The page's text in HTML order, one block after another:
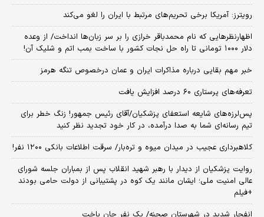
رویترز: آمریکا برخی تحریم‌های مرتبط با ایران را لغو می‌کند
اظهارنظرهایی که نام محمدباقر خرازی را بر سر زبان‌ها انداخت/ از وعده
دلار ۱۰۰۰ تومانی تا راه حل نجات کشور با ساخت بمب اتم و شلیک آن!
خبر مهم بقایی درباره مذاکرات ایران و عمان درخصوص تنگه هرمز
تعرفه‌های پرستاری ۶۰ درصد افزایش یافت
پس‌لرزه‌های شایعه استعفای پزشکیان/آقای رئیس جمهور! زنگ خطر برای
تیم رسانه‌ای شما به صدا درآمده، در کار خود تجدید نظر کنید
کلاهبرداری عجیب در میدان میوه و تره‌بار/ سرقت اطلاعات بانکی ۱۲۰۰ نفر!
روایت پزشکیان از دیدار با رهبر شهید انقلاب پس از بمباران جلسه شورای
عالی امنیت ملی؛ ایشان مانند یک کوه در پشتیبانی از دولت حامی بودند
+فیلم
انفجار شدید در شهرستان صحنه/ یک نفر جان باخت